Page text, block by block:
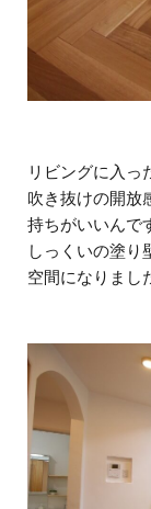
リビングに入っ
吹き抜けの開放
持ちがいいんで
しっくいの塗り
空間になりまし